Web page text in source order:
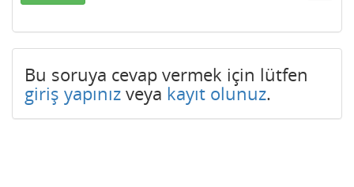
Bu soruya cevap vermek için lütfen
giriş yapınız veya kayıt olunuz.